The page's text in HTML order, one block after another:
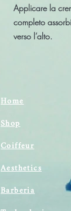
Applicare la
completo
verso l’alto.
Home
Shop
Coiffeur
Aesthetics
Barberia